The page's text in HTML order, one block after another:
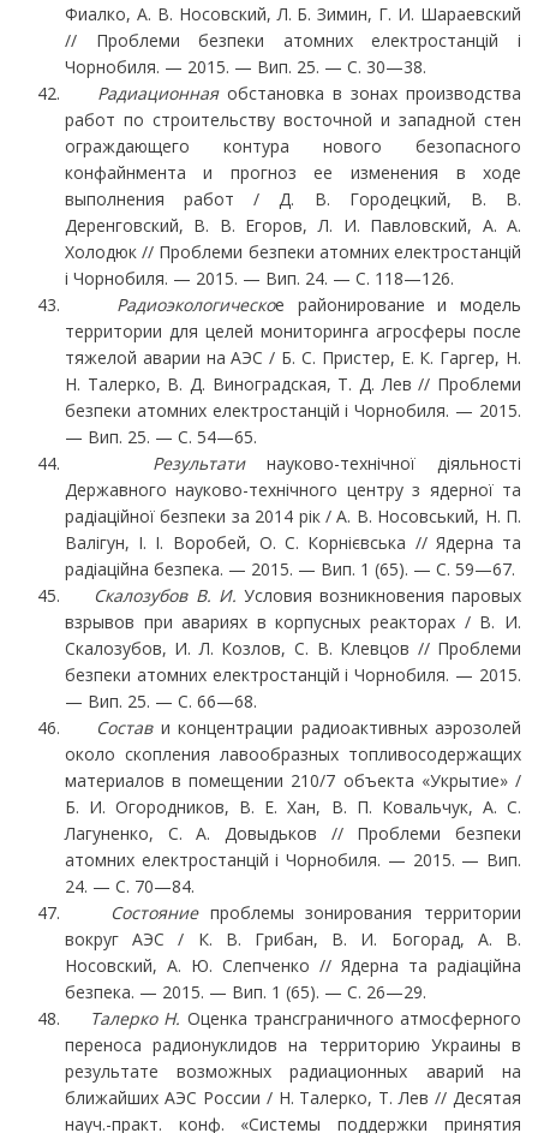
Фиалко, А. В. Носовский, Л. Б. Зимин, Г. И. Шараевский
// Проблеми безпеки атомних електростанцій і
Чорнобиля. — 2015. — Вип. 25. — С. 30—38.
Радиационнаяобстановка в зонах производства
работ по строительству восточной и за­падной стен
ограждающего контура нового безопасного
конфайнмента и прогноз ее измене­ния в ходе
выполнения работ / Д. В. Городецкий, В. В.
Деренговский, В. В. Егоров, Л. И. Пав­ловский, А. А.
Холодюк // Проблеми безпеки атомних електростанцій
і Чорнобиля. — 2015. — Вип. 24. — С. 118—126.
Радиоэкологическое районирование и модель
территории для целей мониторинга агрос­феры после
тяжелой аварии на АЭС / Б. С. Пристер, Е. К. Гаргер, Н.
Н. Талерко, В. Д. Ви­ноградская, Т. Д. Лев // Проблеми
безпеки атомних електростанцій і Чорнобиля. — 2015.
— Вип. 25. — С. 54—65.
Результати науково-технічної діяльності
Державного науково-технічного центру з ядер­ної та
радіаційної безпеки за 2014 рік / А. В. Носовський, Н. П.
Валігун, І. І. Воробей, О. С. Кор­нієвська // Ядерна та
радіаційна безпека. — 2015. — Вип. 1 (65). — С. 59—67.
Скалозубов В. И. Условия возникновения паровых
взрывов при авариях в корпусных ре­акторах / В. И.
Скалозубов, И. Л. Козлов, С. В. Клевцов // Проблеми
безпеки атомних електро­станцій і Чорнобиля. — 2015.
— Вип. 25. — С. 66—68.
Состав и концентрации радиоактивных аэрозолей
около скопления лавообразных то­пливосодержащих
материалов в помещении 210/7 объекта «Укрытие» /
Б. И. Огородников, В. Е. Хан, В. П. Ковальчук, А. С.
Лагуненко, С. А. Довыдьков // Проблеми безпеки
атомних електростанцій і Чорнобиля. — 2015. — Вип.
24. — С. 70—84.
Состояние проблемы зонирования территории
вокруг АЭС / К. В. Грибан, В. И. Богорад, А. В.
Носовский, А. Ю. Слепченко // Ядерна та радіаційна
безпека. — 2015. — Вип. 1 (65). — С. 26—29.
Талерко Н. Оценка трансграничного атмосферного
переноса радионуклидов на террито­рию Украины в
результате возможных радиационных аварий на
ближайших АЭС России / Н. Талерко, Т. Лев // Десятая
науч.-практ. конф. «Системы поддержки принятия